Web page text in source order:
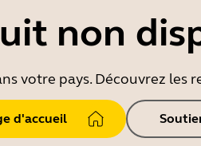
non
votre pays. Découvrez les
d'accueil